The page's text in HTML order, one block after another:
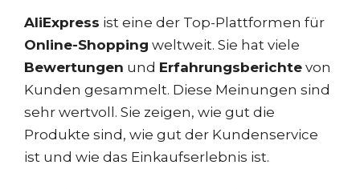
AliExpress ist eine der Top-Plattformen für
Online-Shopping weltweit. Sie hat viele
Bewertungen und Erfahrungsberichte von
Kunden gesammelt. Diese Meinungen sind
sehr wertvoll. Sie zeigen, wie gut die
Produkte sind, wie gut der Kundenservice
ist und wie das Einkaufserlebnis ist.